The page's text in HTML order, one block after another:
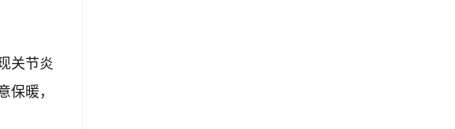
关节炎
暖，